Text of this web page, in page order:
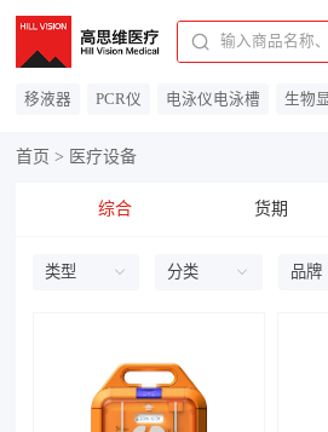
移液器 PCR仪 电泳仪电泳槽 生物
首页 > 医疗设备
综合 货期
类型 分类 品牌